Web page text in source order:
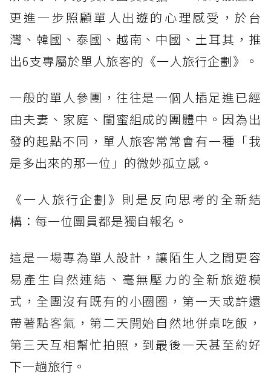
更進一步照顧單人出遊的心理感受，於台
灣、韓國、泰國、越南、中國、土耳其，推
出6支專屬於單人旅客的《一人旅行企劃》。
一般的單人參團，往往是一個人插足進已經
由夫妻、家庭、閨蜜組成的團體中。因為出
發的起點不同，單人旅客常常會有一種「我
是多出來的那一位」的微妙孤立感。
《一人旅行企劃》則是反向思考的全新結
構：每一位團員都是獨自報名。
這是一場專為單人設計，讓陌生人之間更容
易產生自然連結、毫無壓力的全新旅遊模
式，全團沒有既有的小圈圈，第一天或許還
帶著點客氣，第二天開始自然地併桌吃飯，
第三天互相幫忙拍照，到最後一天甚至約好
下一趟旅行。